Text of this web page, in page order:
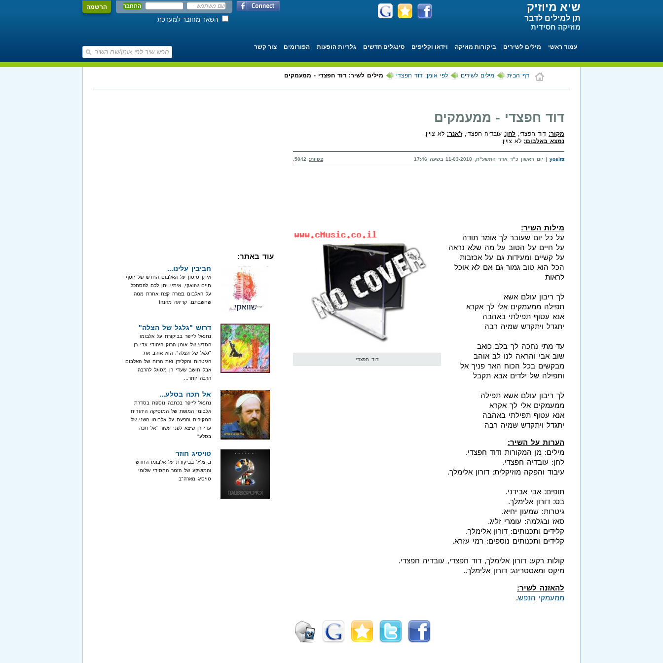
הרשמה
השאר מחובר למערכת
שיא מיוזיק
תן למילים לדבר
מוזיקה חסידית
עמוד ראשי מילים לשירים ביקורות מוזיקה וידאו וקליפים סינגלים חדשים גלריות הופעות הפורומים צור קשר
דף הבית מילים לשירים לפי אומן: דוד חפצדי מילים לשיר: דוד חפצדי - ממעמקים
דוד חפצדי - ממעמקים
מקור: דוד חפצדי, לחן: עובדיה חפצדי,ז'אנר: לא צויין.
נמצא באלבום: לא צויין.
yosittt | יום ראשון כ"ד אדר התשע"ח, 11-03-2018 בשעה 17:46 צפיות:
דוד חפצדי
מילות השיר:
על כל יום שעובר לך אומר תודה
על חיים על הטוב על מה שלא נראה
על קשיים ומעידות גם על אכזבות
הכל הוא טוב גמור גם אם לא אוכל
לראות
לך ריבון עולם אשא
תפילה ממעמקים אלי לך אקרא
אנא עטוף תפילתי באהבה
יתגדל ויתקדש שמיה רבה
עד מתי נחכה לך בלב כואב
שוב אבי והראה לנו לב אוהב
מבקשים בכל הכוח האר פניך אל
ותפילה של ילדים אבא תקבל
לך ריבון עולם אשא תפילה
ממעמקים אלי לך אקרא
אנא עטוף תפילתי באהבה
יתגדל ויתקדש שמיה רבה
הערות על השיר:
מילים: מן המקורות ודוד חפצדי.
לחן: עובדיה חפצדי.
עיבוד והפקה מוזיקלית: דורון אלימלך.
תופים: אבי אבידני.
בס: דורון אלימלך.
גיטרות: שמעון יחיא.
סאז ובגלמה: עומרי זליג.
קלידים ותכנותים: דורון אלימלך.
קלידים ותכנותים נוספים: רמי עזרא.
קולות רקע: דורון אלימלך, דוד חפצדי, עובדיה חפצדי.
מיקס ומאסטרינג: דורון אלימלך..
להאזנה לשיר:
ממעמקי הנפש.
עוד באתר:
חביבין עלינו...
איתן סיטון על האלבום החדש של יוסף
חיים שוואקי, איתיי יתן לכם להסתכל
על האלבום בצורה קצת אחרת ממה
שחשבתם. קריאה מהנה!
דרוש "גלגל של הצלה"
נתנאל לייפר בביקורת על אלבומו
החדש של אומן הרוק היהודי עדי רן
"גלגל של הצלה". הוא אוהב את
הגיטרות והקלידן ואת הרוח של האלבום
אבל חושב שעדי רן מסוגל להרבה
הרבה יותר...
אל תכה בסלע...
נתנאל לייפר בכתבה נוספת בסדרת
אלבומי המופת של המוסיקה היהודית
המקורית והפעם על אלבומו השני של
עדי רן שיצא לפני עשור "אל תכה
בסלע"
טויסיג חוזר
נ. צליל בביקורת על אלבומו החדש
והמושקע של הזמר החסידי שלומי
טויסיג מארה"ב